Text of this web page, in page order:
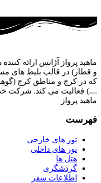
ماهبد پرواز آژانس ارائه
و قطار) در قالب بلیط های
که در کرج و مناطق کرج
....) فعالیت می کند. شرکت
ماهبد پرواز
فهرست
تور های خارجی
تور های داخلی
هتل ها
گردشگری
اطلاعات سفر